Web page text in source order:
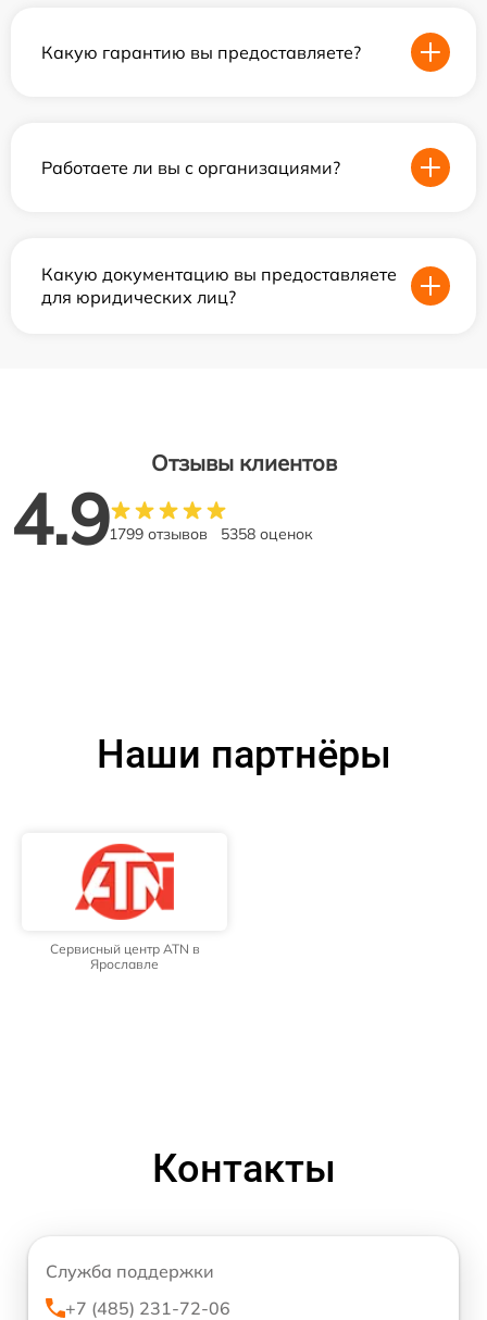
Какую гарантию вы предоставляете?
Работаете ли вы с организациями?
Какую документацию вы предоставляете
для юридических лиц?
Отзывы клиентов
4.91799 отзывов 5358 оценок
Наши партнёры
Сервисный центр ATN в
Ярославле
Контакты
Служба поддержки
+7 (485) 231-72-06